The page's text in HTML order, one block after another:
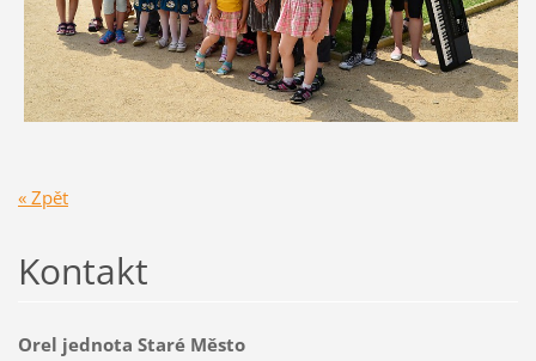
« Zpět
Kontakt
Orel jednota Staré Město